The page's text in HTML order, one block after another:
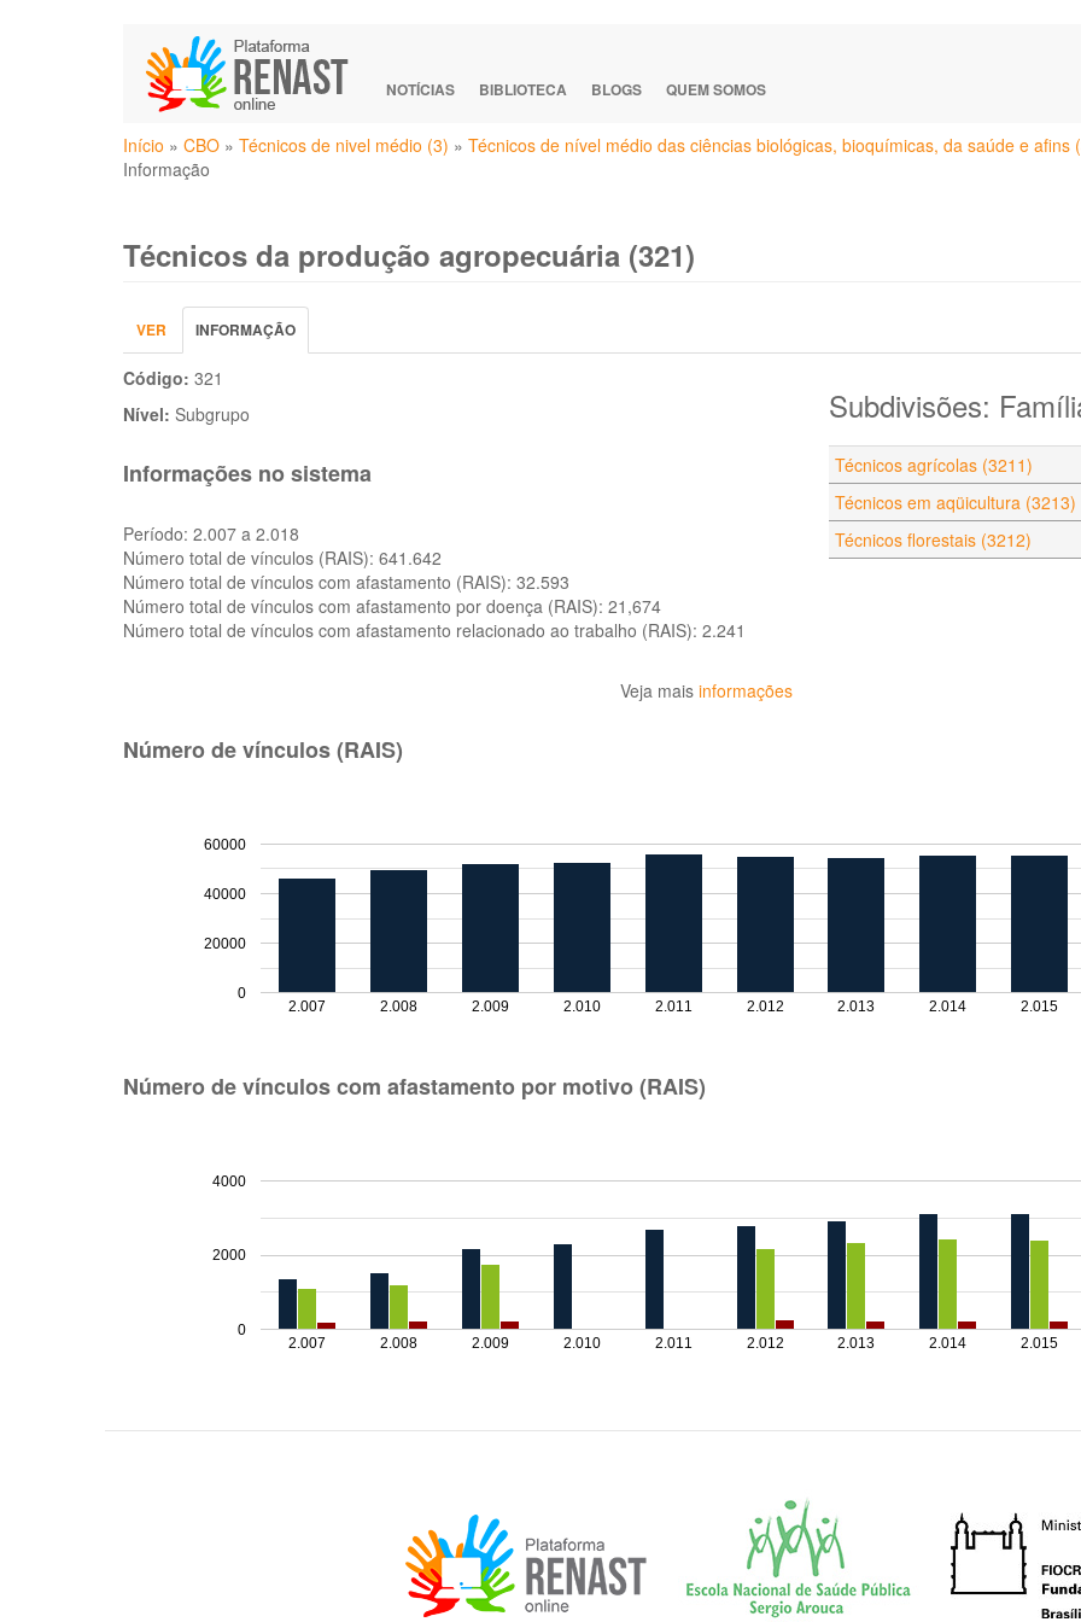
NOTÍCIAS BIBLIOTECA BLOGS QUEM SOMOS
Você
está
Início » CBO » Técnicos de nivel médio (3) » Técnicos de nível médio das ciências biológicas, bioquímicas, da saúde e afins
Informação
Técnicos da produção agropecuária (321)
Abas
primárias
VER INFORMAÇÃO
ATIVA)
Código: 321
Nível: Subgrupo
Informações no sistema
Período: 2.007 a 2.018
Número total de vínculos (RAIS): 641.642
Número total de vínculos com afastamento (RAIS): 32.593
Número total de vínculos com afastamento por doença (RAIS): 21,674
Número total de vínculos com afastamento relacionado ao trabalho (RAIS): 2.241
Veja mais informações
Subdivisões:
Técnicos agrícolas (3211)
Técnicos em aqüicultura (3213)
Técnicos florestais (3212)
Número de vínculos (RAIS)
2.007 2.008 2.009 2.010 2.011 2.012 2.013 2.014 2.015
0
20000
40000
60000
Número de vínculos com afastamento por motivo (RAIS)
2.007 2.008 2.009 2.010 2.011 2.012 2.013 2.014 2.015
0
2000
4000